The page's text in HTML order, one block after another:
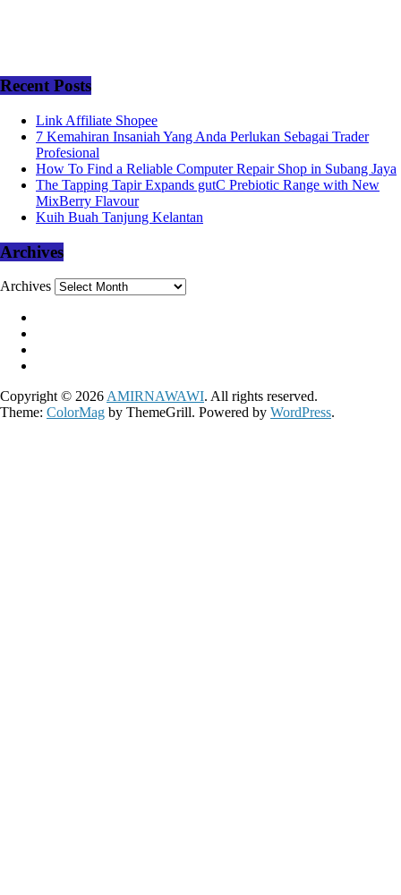
Recent Posts
Link Affiliate Shopee
7 Kemahiran Insaniah Yang Anda Perlukan Sebagai Trader
Profesional
How To Find a Reliable Computer Repair Shop in Subang Jaya
The Tapping Tapir Expands gutC Prebiotic Range with New
MixBerry Flavour
Kuih Buah Tanjung Kelantan
Archives
Archives
Copyright © 2026 AMIRNAWAWI. All rights reserved.
Theme: ColorMag by ThemeGrill. Powered by WordPress.